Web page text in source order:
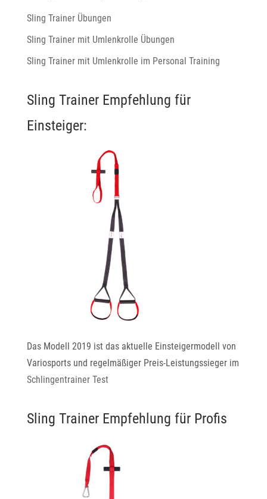
Sling Trainer Übungen
Sling Trainer mit Umlenkrolle Übungen
Sling Trainer mit Umlenkrolle im Personal Training
Sling Trainer Empfehlung für
Einsteiger:
Das Modell 2019 ist das aktuelle Einsteigermodell von
Variosports und regelmäßiger Preis-Leistungssieger im
Schlingentrainer Test
Sling Trainer Empfehlung für Profis